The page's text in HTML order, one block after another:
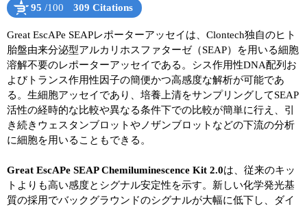
95 /100 309 Citations
Great EscAPe SEAPレポーターアッセイは、Clontech独自のヒト
胎盤由来分泌型アルカリホスファターゼ（SEAP）を用いる細胞
溶解不要のレポーターアッセイである。シス作用性DNA配列お
よびトランス作用性因子の簡便かつ高感度な解析が可能であ
る。生細胞アッセイであり、培養上清をサンプリングしてSEAP
活性の経時的な比較や異なる条件下での比較が簡単に行え、引
き続きウェスタンブロットやノザンブロットなどの下流の分析
に細胞を用いることもできる。
Great EscAPe SEAP Chemiluminescence Kit 2.0は、従来のキッ
トよりも高い感度とシグナル安定性を示す。新しい化学発光基
質の採用でバックグラウンドのシグナルが大幅に低下し、ダイ